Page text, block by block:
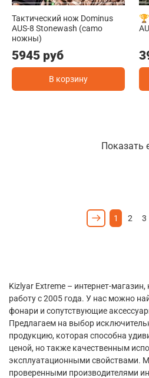
Тактический нож Dominus
AUS-8 Stonewash (camo
ножны)
5945 руб
В корзину
Показать
1 2 3
Kizlyar Extreme – интернет-
работу с 2005 года. У нас можно
фонари и сопутствующие
Предлагаем на выбор
продукцию, которая способна
ценой, но также качественным
эксплуатационными свойствами.
проверенными производителями